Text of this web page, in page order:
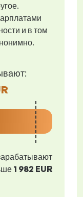
и в том
1 982 EUR